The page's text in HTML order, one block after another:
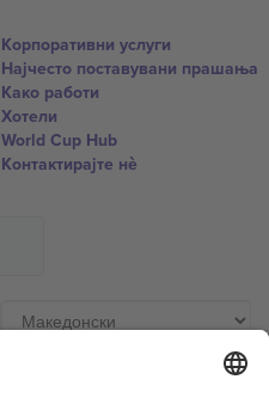
Корпоративни услуги
Најчесто поставувани прашања
Како работи
Хотели
World Cup Hub
Контактирајте нѐ